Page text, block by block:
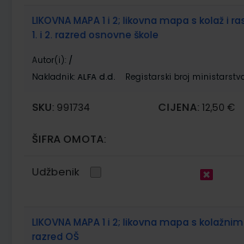
LIKOVNA MAPA 1 i 2; likovna mapa s kolaž i
1. i 2. razred osnovne škole
Autor(i): /
Nakladnik: ALFA d.d. Registarski broj
SKU: 991734 CIJENA: 12,50 €
ŠIFRA OMOTA:
Udžbenik
LIKOVNA MAPA 1 i 2; likovna mapa s
razred OŠ